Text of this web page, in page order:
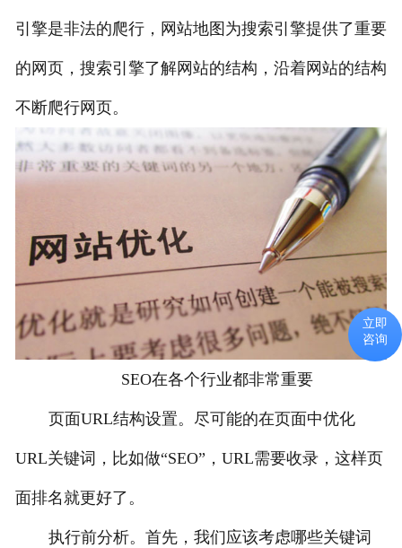
引擎是非法的爬行，网站地图为搜索引擎提供了重要
的网页，搜索引擎了解网站的结构，沿着网站的结构
不断爬行网页。
SEO在各个行业都非常重要
页面URL结构设置。尽可能的在页面中优化
URL关键词，比如做“SEO”，URL需要收录，这样页
面排名就更好了。
执行前分析。首先，我们应该考虑哪些关键词
立即
咨询